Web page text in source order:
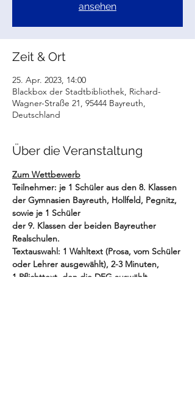
ansehen
Zeit & Ort
25. Apr. 2023, 14:00
Blackbox der Stadtbibliothek, Richard-
Wagner-Straße 21, 95444 Bayreuth,
Deutschland
Über die Veranstaltung
Zum Wettbewerb
Teilnehmer: je 1 Schüler aus den 8. Klassen
der Gymnasien Bayreuth, Hollfeld, Pegnitz,
sowie je 1 Schüler
der 9. Klassen der beiden Bayreuther
Realschulen.
Textauswahl: 1 Wahltext (Prosa, vom Schüler
oder Lehrer ausgewählt), 2-3 Minuten,
1 Pflichttext, den die DFG auswählt